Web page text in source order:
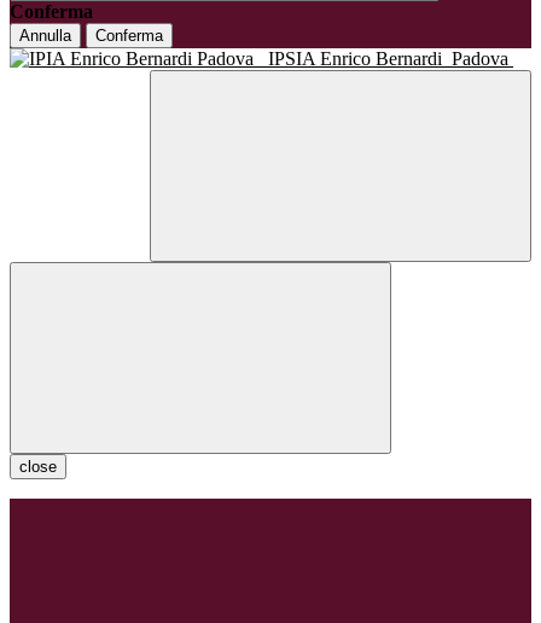
Conferma
Annulla Conferma
IPSIA Enrico Bernardi Padova
close